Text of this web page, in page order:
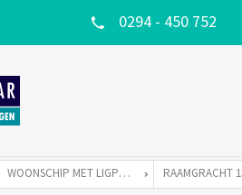
0294 - 450 752
WOONSCHIP MET LIGPLAATS